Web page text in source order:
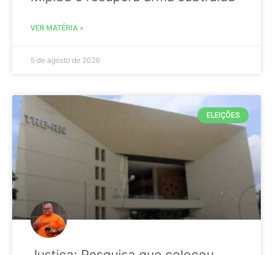
VER MATÉRIA »
5 de agosto de 2026
ELEIÇÕES